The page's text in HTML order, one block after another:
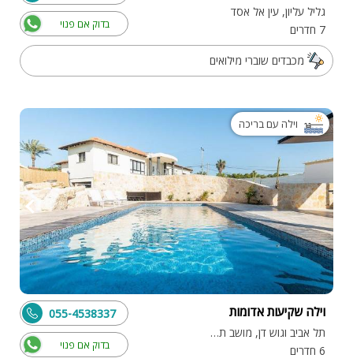
גליל עליון, עין אל אסד
7 חדרים
בדוק אם פנוי
מכבדים שוברי מילואים
וילה עם בריכה
וילה שקיעות אדומות
תל אביב וגוש דן, מושב תלמים
6 חדרים
בדוק אם פנוי
055-4538337